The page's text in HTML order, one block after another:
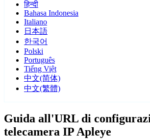
हिन्दी
Bahasa Indonesia
Italiano
日本語
한국어
Polski
Português
Tiếng Việt
中文(简体)
中文(繁體)
Guida all'URL di
telecamera IP Apleye